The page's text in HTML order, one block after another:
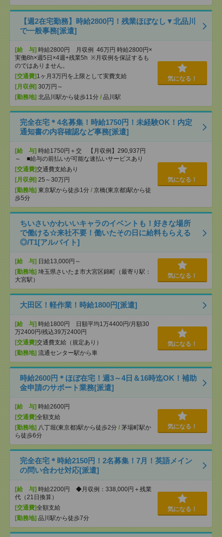
【週2在宅勤務】時給2800円！残業ほぼなし▼北品川
で一般事務[派遣]
[給 与] 時給2800円 月収例 46万円 時給2800円×
実働8h×週5日×4週+残業5h ※月収例を保証するも
のではありません。
[交通費] 1ヶ月3万円を上限として実費支給
[月収例] 30万円～
[勤務地] 北品川駅から徒歩11分 / 品川駅
気になる！
完全在宅＊4名募集！時給1750円！未経験OK！内定
通知書の内容確認など事務[派遣]
[給 与] 時給1750円＋交 【月収例】290,937円
～ ■給与の前払いが可能な速払いサービスあり
[交通費]交通費支給あり
[月収例] 25～30万円
[勤務地] 東京駅から徒歩1分 / 京橋(東京都)駅から徒
歩5分
気になる！
ちいさいかわいいキャラのイベントも！好きな場所
で働ける☆来社不要！働いたその日に給料もらえる
◎/T1[アルバイト]
[給 与] 日給13,000円～
[勤務地] 埼玉県さいたま市大宮区錦町（最寄り駅：
大宮駅）
気になる！
大田区！軽作業！時給1800円[派遣]
[給 与] 時給1800円 日額平均1万4400円/月額30
万2400円/残込39万2400円
[交通費]交通費支給（規定あり）
[勤務地] 流通センター駅から車
気になる！
時給2600円＊ほぼ在宅！週3～4日＆16時迄OK！補助
金申請のサポート業務[派遣]
[給 与] 時給2600円
[交通費]全額支給
[勤務地] 八丁堀(東京都)駅から徒歩2分 / 茅場町駅か
ら徒歩6分
気になる！
完全在宅＊時給2150円！2名募集！7月！英語メイン
の問い合わせ対応[派遣]
[給 与] 時給2200円 ◆月収例：338,000円＋残業
代（21日換算）
[交通費]全額支給
[勤務地] 品川駅から徒歩7分
気になる！